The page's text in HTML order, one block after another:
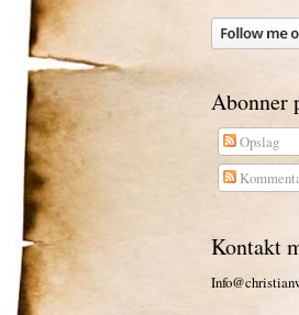
Abonner
Opslag
Kontakt